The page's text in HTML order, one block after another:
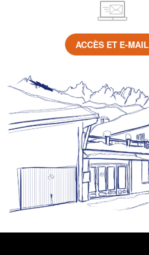
ACCÈS ET E-MAIL